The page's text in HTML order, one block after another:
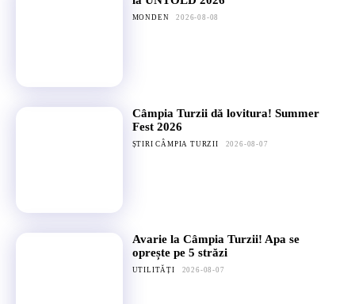
MONDEN 2026-08-08
Câmpia Turzii dă lovitura! Summer
Fest 2026
ȘTIRI CÂMPIA TURZII 2026-08-07
Avarie la Câmpia Turzii! Apa se
oprește pe 5 străzi
UTILITĂȚI 2026-08-07